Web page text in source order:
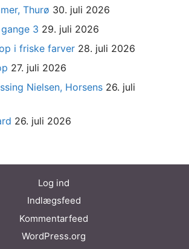
Thurø 30. juli 2026
3 29. juli 2026
i friske farver 28. juli 2026
27. juli 2026
Nielsen, Horsens 26. juli
26. juli 2026
Log ind
Indlægsfeed
Kommentarfeed
WordPress.org